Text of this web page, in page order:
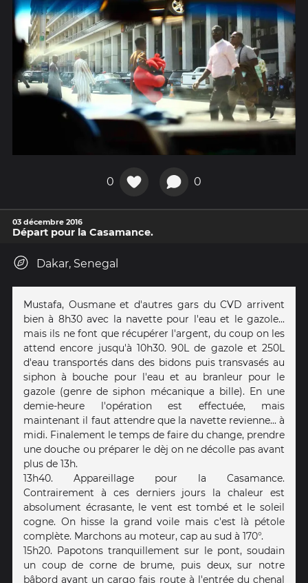
0 0
03 décembre 2016
Départ pour la Casamance.
Dakar, Senegal
Mustafa, Ousmane et d'autres gars du CVD arrivent
bien à 8h30 avec la navette pour l'eau et le gazole...
mais ils ne font que récupérer l'argent, du coup on les
attend encore jusqu'à 10h30. 90L de gazole et 250L
d'eau transportés dans des bidons puis transvasés au
siphon à bouche pour l'eau et au branleur pour le
gazole (genre de siphon mécanique a bille). En une
demie-heure l'opération est effectuée, mais
maintenant il faut attendre que la navette revienne... à
midi. Finalement le temps de faire du change, prendre
une douche ou préparer le dèj on ne décolle pas avant
plus de 13h.
13h40. Appareillage pour la Casamance.
Contrairement à ces derniers jours la chaleur est
absolument écrasante, le vent est tombé et le soleil
cogne. On hisse la grand voile mais c'est là pétole
complète. Marchons au moteur, cap au sud à 170°.
15h20. Papotons tranquillement sur le pont, soudain
un coup de corne de brume, puis deux, sur notre
bâbord avant un cargo fais route à l'entrée du chenal